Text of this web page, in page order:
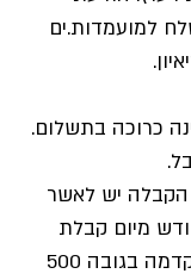
למועמדות.ים
כרוכה בתשלום.
יש לאשר
מיום קבלת